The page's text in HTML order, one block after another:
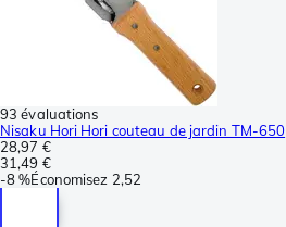
93 évaluations
Nisaku Hori Hori couteau de jardin TM-650
28,97 €
31,49 €
-8 %Économisez 2,52